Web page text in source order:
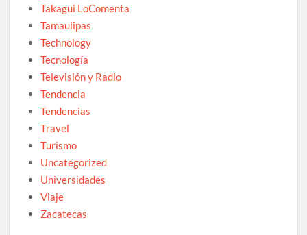
Takagui LoComenta
Tamaulipas
Technology
Tecnología
Televisión y Radio
Tendencia
Tendencias
Travel
Turismo
Uncategorized
Universidades
Viaje
Zacatecas